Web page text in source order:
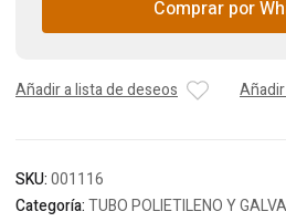
Comprar por
Añadir a lista de deseos
SKU:001116
Categoría:TUBO POLIETILENO Y